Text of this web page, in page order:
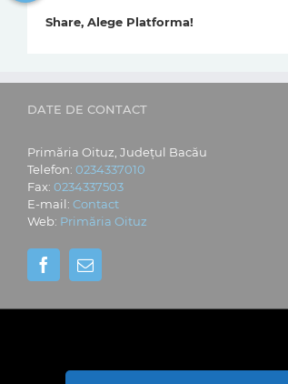
Share, Alege Platforma!
DATE DE CONTACT
Primăria Oituz, Județul Bacău
Telefon: 0234337010
Fax: 0234337503
E-mail: Contact
Web: Primăria Oituz